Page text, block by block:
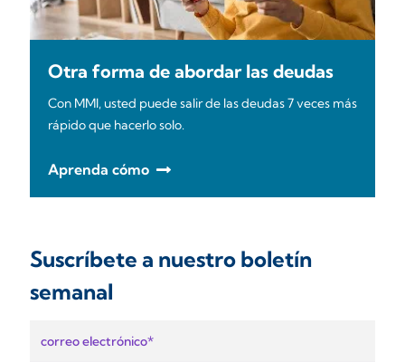
Otra forma de abordar las deudas
Con MMI, usted puede salir de las deudas 7 veces más
rápido que hacerlo solo.
Aprenda cómo
Suscríbete a nuestro boletín
semanal